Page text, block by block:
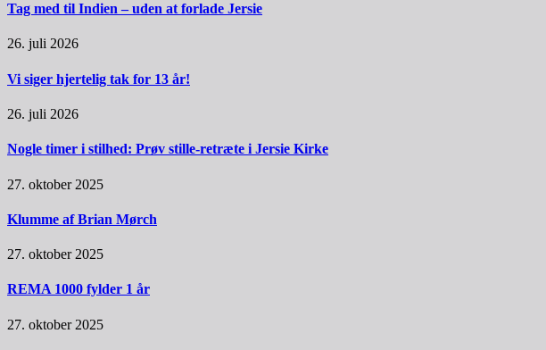
Tag med til Indien – uden at forlade Jersie
26. juli 2026
Vi siger hjertelig tak for 13 år!
26. juli 2026
Nogle timer i stilhed: Prøv stille-retræte i Jersie Kirke
27. oktober 2025
Klumme af Brian Mørch
27. oktober 2025
REMA 1000 fylder 1 år
27. oktober 2025